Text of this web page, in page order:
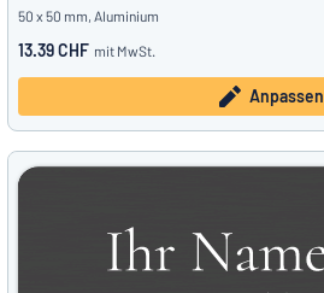
50 x 50 mm, Aluminium
13.39 CHF mit MwSt.
Anpassen